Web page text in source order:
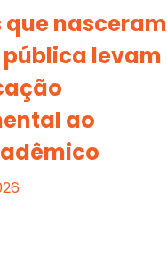
que nasceram
levam
ao